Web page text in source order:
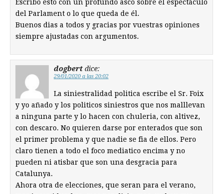
Escribo esto con un profundo asco sobre el espectáculo
del Parlament o lo que queda de él.
Buenos dias a todos y gracias por vuestras opiniones
siempre ajustadas con argumentos.
dogbert dice:
29/01/2020 a las 20:02
La siniestralidad politica escribe el Sr. Foix
y yo añado y los politicos siniestros que nos malllevan
a ninguna parte y lo hacen con chuleria, con altivez,
con descaro. No quieren darse por enterados que son
el primer problema y que nadie se fia de ellos. Pero
claro tienen a todo el foco mediatico encima y no
pueden ni atisbar que son una desgracia para
Catalunya.
Ahora otra de elecciones, que seran para el verano,